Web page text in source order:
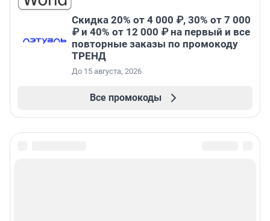
Скидка 20% от 4 000 ₽, 30% от 7 000
₽ и 40% от 12 000 ₽ на первый и все
повторные заказы по промокоду
ТРЕНД
До 15 августа, 2026
Все промокоды